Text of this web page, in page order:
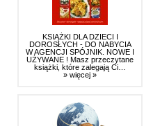
KSIĄŻKI DLA DZIECI I
DOROSŁYCH - DO NABYCIA
W AGENCJI SPÓJNIK. NOWE I
UŻYWANE ! Masz przeczytane
książki, które zalegają Ci…
» więcej »